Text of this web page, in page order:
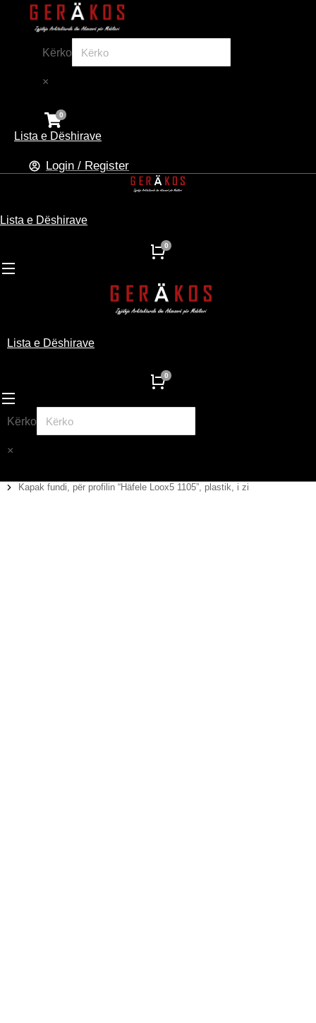
Kërko
×
Lista e Dëshirave
Login / Register
Lista e Dëshirave
Lista e Dëshirave
Kërko
×
You are here:
Kapak fundi, për profilin “Häfele Loox5 1105”, plastik, i zi